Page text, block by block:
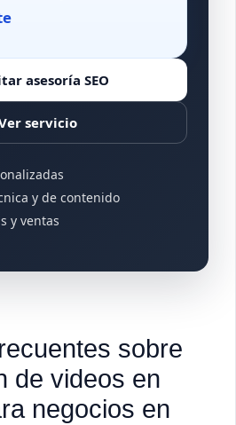
asesoría SEO
servicio
y de contenido
y ventas
sobre
de videos en
negocios en